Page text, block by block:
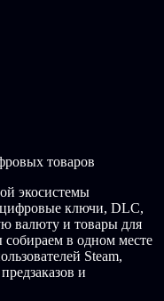
товаров
экосистемы
ключи, DLC,
валюту и товары для
в одном месте
Steam,
и